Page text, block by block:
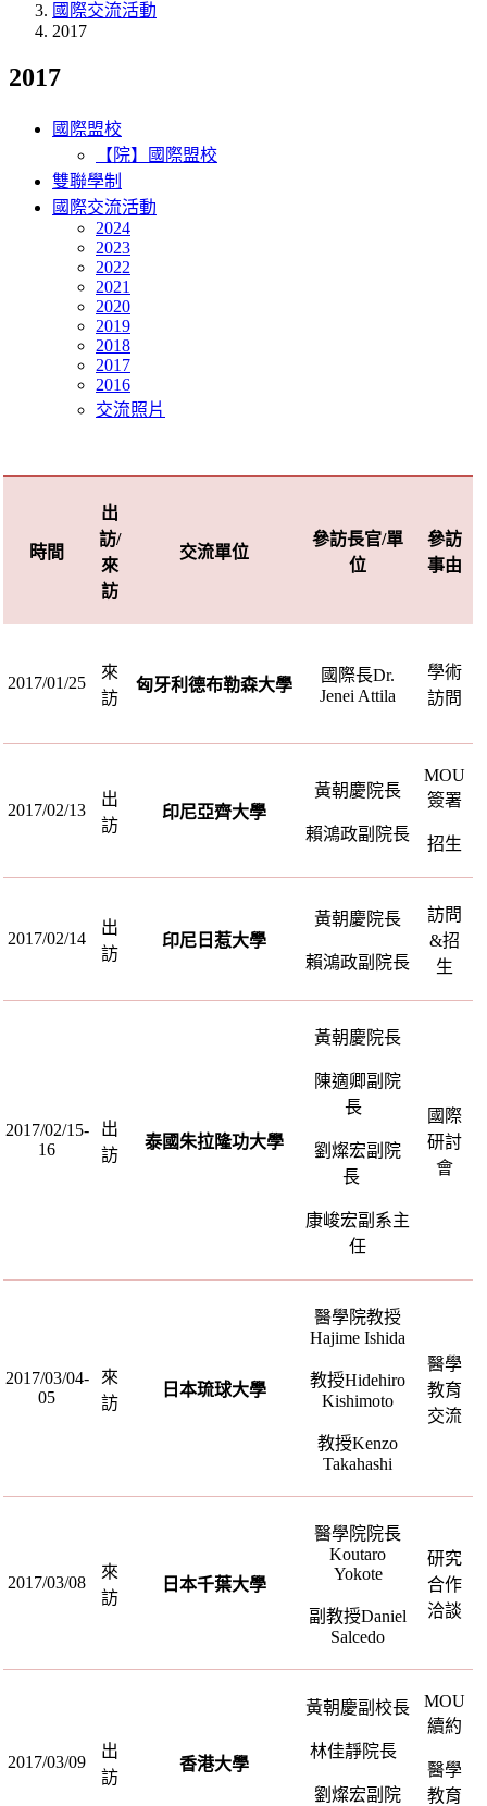
國際交流活動
2017
2017
國際盟校
【院】國際盟校
雙聯學制
國際交流活動
2024
2023
2022
2021
2020
2019
2018
2017
2016
交流照片
時間
出
訪/
來
訪
交流單位
參訪長官/單
位
參訪
事由
2017/01/25
來
訪
匈牙利德布勒森大學
國際長Dr.
Jenei Attila
學術
訪問
2017/02/13
出
訪
印尼亞齊大學
黃朝慶院長
賴鴻政副院長
MOU
簽署
招生
2017/02/14
出
訪
印尼日惹大學
黃朝慶院長
賴鴻政副院長
訪問
&招
生
2017/02/15-
16
出
訪
泰國朱拉隆功大學
黃朝慶院長
陳適卿副院
長
劉燦宏副院
長
康峻宏副系主
任
國際
研討
會
2017/03/04-
05
來
訪
日本琉球大學
醫學院教授
Hajime Ishida
教授Hidehiro
Kishimoto
教授Kenzo
Takahashi
醫學
教育
交流
2017/03/08
來
訪
日本千葉大學
醫學院院長
Koutaro
Yokote
副教授Daniel
Salcedo
研究
合作
洽談
2017/03/09
出
訪
香港大學
黃朝慶副校長
林佳靜院長
劉燦宏副院
MOU
續約
醫學
教育